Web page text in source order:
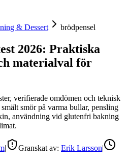
& Dessert brödpensel
2026: Praktiska
materialval för
verifierade omdömen och teknisk
smör på varma bullar, pensling
användning vid glutenfri bakning
| Granskat av: Erik Larsson|